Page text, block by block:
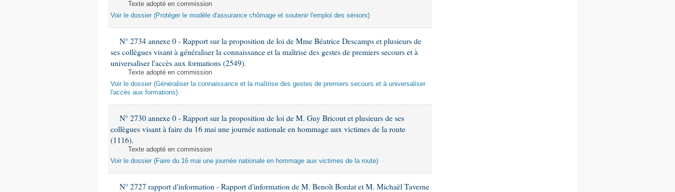
Texte adopté en commission
Voir le dossier (Protéger le modèle d'assurance chômage et soutenir l'emploi des séniors)
N° 2734 annexe 0 - Rapport sur la proposition de loi de Mme Béatrice Descamps et plusieurs de
ses collègues visant à généraliser la connaissance et la maîtrise des gestes de premiers secours et à
universaliser l'accès aux formations (2549).
Texte adopté en commission
Voir le dossier (Généraliser la connaissance et la maîtrise des gestes de premiers secours et à universaliser
l'accès aux formations)
N° 2730 annexe 0 - Rapport sur la proposition de loi de M. Guy Bricout et plusieurs de ses
collègues visant à faire du 16 mai une journée nationale en hommage aux victimes de la route
(1116).
Texte adopté en commission
Voir le dossier (Faire du 16 mai une journée nationale en hommage aux victimes de la route)
N° 2727 rapport d'information - Rapport d'information de M. Benoît Bordat et M. Michaël Taverne